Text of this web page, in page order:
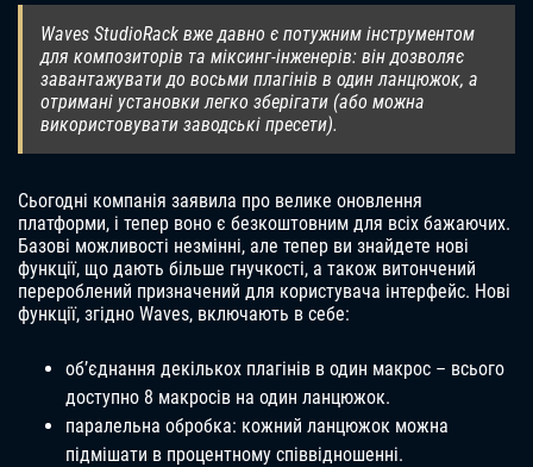
Waves StudioRack вже давно є потужним інструментом
для композиторів та міксинг-інженерів: він дозволяє
завантажувати до восьми плагінів в один ланцюжок, а
отримані установки легко зберігати (або можна
використовувати заводські пресети).
Сьогодні компанія заявила про велике оновлення
платформи, і тепер воно є безкоштовним для всіх бажаючих.
Базові можливості незмінні, але тепер ви знайдете нові
функції, що дають більше гнучкості, а також витончений
перероблений призначений для користувача інтерфейс. Нові
функції, згідно Waves, включають в себе:
об’єднання декількох плагінів в один макрос – всього
доступно 8 макросів на один ланцюжок.
паралельна обробка: кожний ланцюжок можна
підмішати в процентному співвідношенні.